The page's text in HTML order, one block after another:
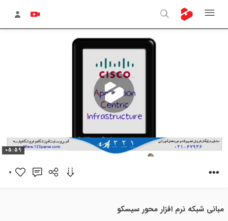
پخش
05:59
0
مبانی شبکه نرم افزار محور سیسکو